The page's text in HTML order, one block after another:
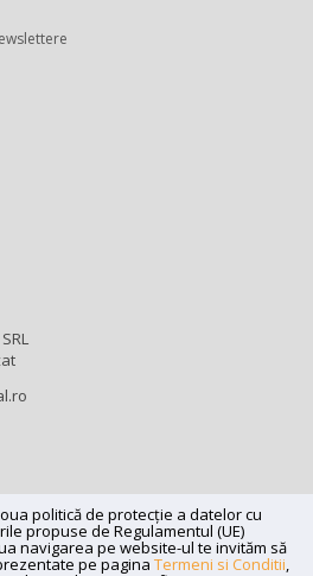
politică de protecție a datelor cu
propuse de Regulamentul (UE)
navigarea pe website-ul te invităm să
pe pagina Termeni si Conditii,
bestial.ro -All rights reserved.
R.C.: J35/345/2005, C.U.I.: RO17197870,